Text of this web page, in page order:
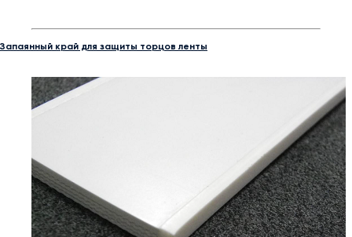
Запаянный край для защиты торцов ленты